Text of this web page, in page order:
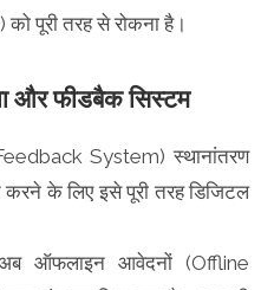
पूरी तरह से रोकना है।
और फीडबैक सिस्टम
System) स्थानांतरण
करने के लिए इसे पूरी तरह डिजिटल
ऑफलाइन आवेदनों (Offline